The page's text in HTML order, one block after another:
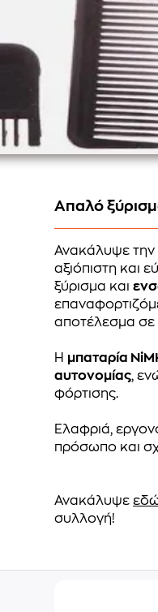
Απαλό
Ανακάλυψε την
αξιόπιστη και
ξύρισμα και
αποτέλεσμα
Η μπαταρία
αυτονομίας,
φόρτισης.
Ελαφριά,
πρόσωπο και
Ανακάλυψε
συλλογή!